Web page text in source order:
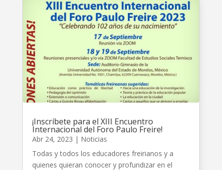
¡Inscríbete para el XIII Encuentro
Internacional del Foro Paulo Freire!
Abr 24, 2023 | Noticias
Todas y todos los educadores freirianos y a
quienes quieran conocer y profundizar en el